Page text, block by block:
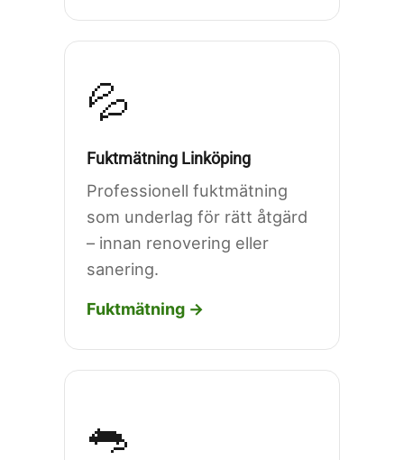
💦
Fuktmätning Linköping
Professionell fuktmätning
som underlag för rätt åtgärd
– innan renovering eller
sanering.
Fuktmätning →
🐀